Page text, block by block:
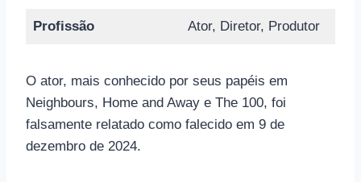
Profissão Ator, Diretor, Produtor
O ator, mais conhecido por seus papéis em
Neighbours, Home and Away e The 100, foi
falsamente relatado como falecido em 9 de
dezembro de 2024.